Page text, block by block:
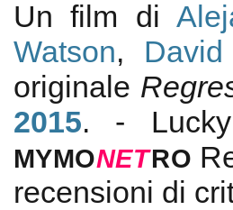
Un film di
Watson,
originale
2015. -
MYMONETRO
recensioni di